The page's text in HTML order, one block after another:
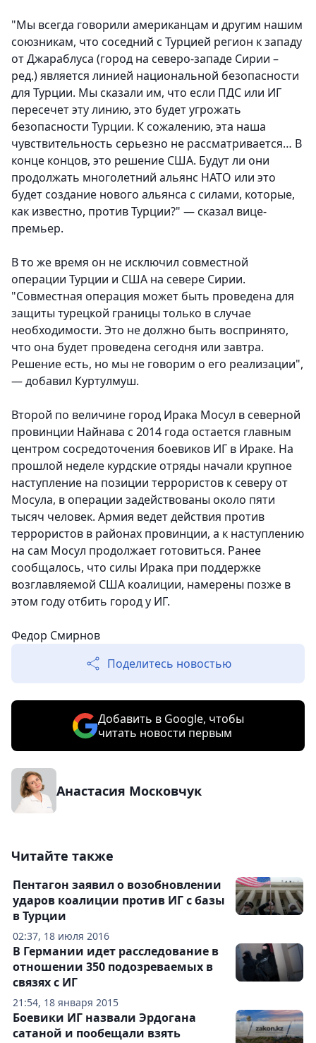
"Мы всегда говорили американцам и другим нашим
союзникам, что соседний с Турцией регион к западу
от Джараблуса (город на северо-западе Сирии –
ред.) является линией национальной безопасности
для Турции. Мы сказали им, что если ПДС или ИГ
пересечет эту линию, это будет угрожать
безопасности Турции. К сожалению, эта наша
чувствительность серьезно не рассматривается… В
конце концов, это решение США. Будут ли они
продолжать многолетний альянс НАТО или это
будет создание нового альянса с силами, которые,
как известно, против Турции?" — сказал вице-
премьер.
В то же время он не исключил совместной
операции Турции и США на севере Сирии.
"Совместная операция может быть проведена для
защиты турецкой границы только в случае
необходимости. Это не должно быть воспринято,
что она будет проведена сегодня или завтра.
Решение есть, но мы не говорим о его реализации",
— добавил Куртулмуш.
Второй по величине город Ирака Мосул в северной
провинции Найнава с 2014 года остается главным
центром сосредоточения боевиков ИГ в Ираке. На
прошлой неделе курдские отряды начали крупное
наступление на позиции террористов к северу от
Мосула, в операции задействованы около пяти
тысяч человек. Армия ведет действия против
террористов в районах провинции, а к наступлению
на сам Мосул продолжает готовиться. Ранее
сообщалось, что силы Ирака при поддержке
возглавляемой США коалиции, намерены позже в
этом году отбить город у ИГ.
Федор Смирнов
Поделитесь новостью
Добавить в Google, чтобы
читать новости первым
Анастасия Московчук
Читайте также
02:37, 18 июля 2016
Пентагон заявил о возобновлении
ударов коалиции против ИГ с базы
в Турции
21:54, 18 января 2015
В Германии идет расследование в
отношении 350 подозреваемых в
связях с ИГ
Боевики ИГ назвали Эрдогана
сатаной и пообещали взять